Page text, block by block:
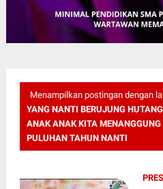
Menampilkan postingan dengan
YANG NANTI BERUJUNG
ANAK ANAK KITA
PULUHAN TAHUN NANTI